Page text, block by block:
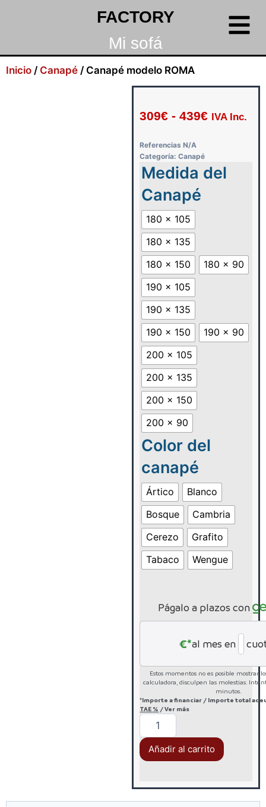
FACTORY
Mi sofá
Inicio / Canapé / Canapé modelo ROMA
309€ - 439€ IVA Inc.
ReferenciasN/A
Categoría: Canapé
Medida del
Canapé
180 x 105
180 x 135
180 x 150
180 x 90
190 x 105
190 x 135
190 x 150
190 x 90
200 x 105
200 x 135
200 x 150
200 x 90
Color del
canapé
Ártico
Blanco
Bosque
Cambria
Cerezo
Grafito
Tabaco
Wengue
Págalo a plazos con
€*al mes en
Estos momentos no es posible mostrar
calculadora, disculpen las molestias.
minutos.
*Importe a financiar / Importe total
TAE % /Ver más
Añadir al carrito